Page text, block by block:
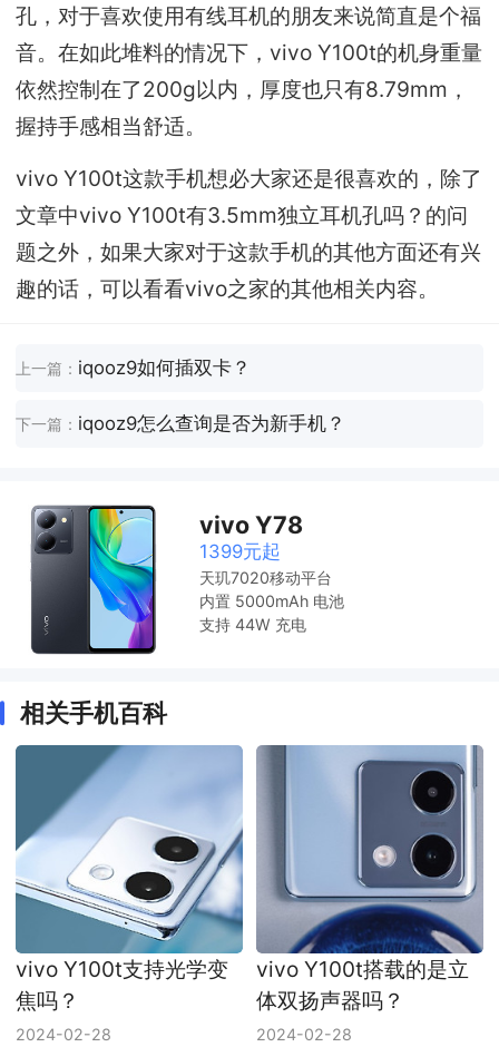
孔，对于喜欢使用有线耳机的朋友来说简直是个福
音。在如此堆料的情况下，vivo Y100t的机身重量
依然控制在了200g以内，厚度也只有8.79mm，
握持手感相当舒适。
vivo Y100t这款手机想必大家还是很喜欢的，除了
文章中vivo Y100t有3.5mm独立耳机孔吗？的问
题之外，如果大家对于这款手机的其他方面还有兴
趣的话，可以看看vivo之家的其他相关内容。
上一篇： iqooz9如何插双卡？
下一篇： iqooz9怎么查询是否为新手机？
vivo Y78
1399元起
天玑7020移动平台
内置 5000mAh 电池
支持 44W 充电
相关手机百科
vivo Y100t支持光学变
焦吗？
2024-02-28
vivo Y100t搭载的是立
体双扬声器吗？
2024-02-28